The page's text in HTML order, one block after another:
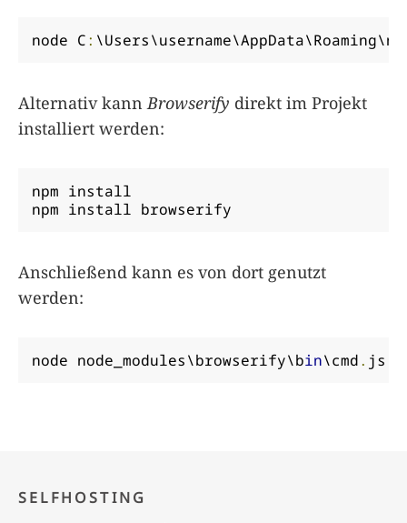
node C:
Alternativ kannBrowserify direkt im Projekt
installiert werden:
npm install
npm install browserify
Anschließend kann es von dort genutzt
werden:
node node_modules\browserify\bin\cmd. js
SELFHOSTING